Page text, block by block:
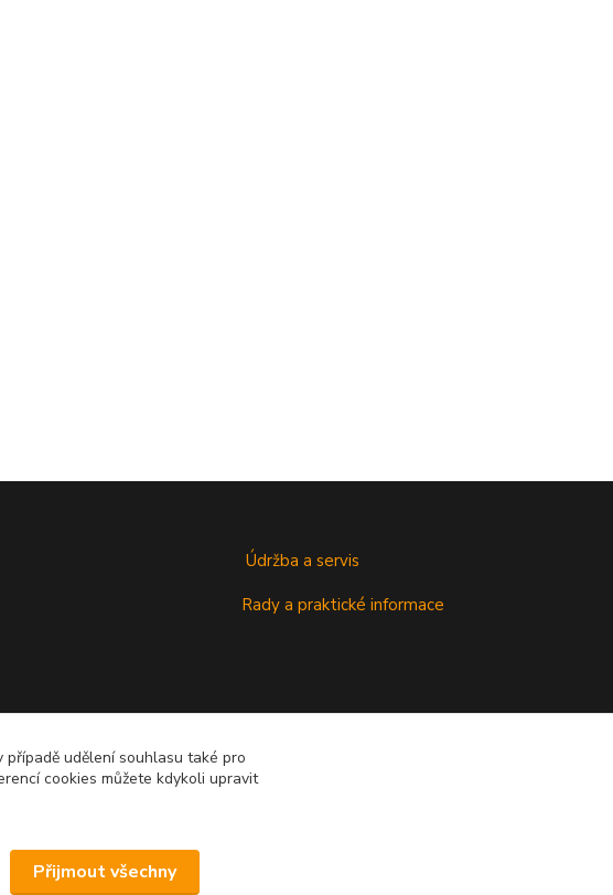
Údržba a servis
Rady a praktické informace
udělení souhlasu také pro
cookies můžete kdykoli upravit
Přijmout všechny